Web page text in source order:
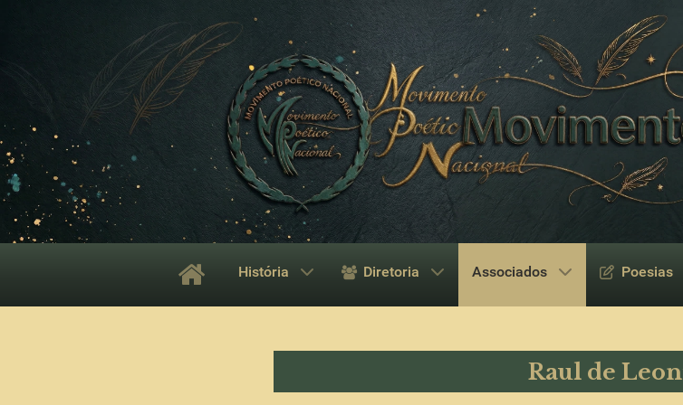
História Diretoria Associados Poesias
Raul de